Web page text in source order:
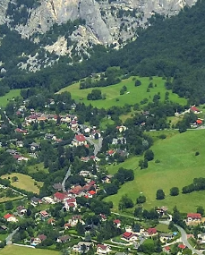
PRÉSERVER
Natura 2000
Directive paysagère du Salève
Espaces naturels sensibles
Vergers haute-tige
Association Foncière Pastorale